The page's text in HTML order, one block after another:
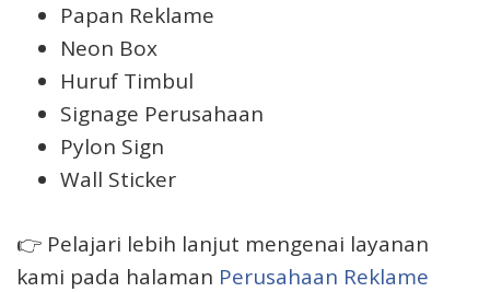
Papan Reklame
Neon Box
Huruf Timbul
Signage Perusahaan
Pylon Sign
Wall Sticker
👉 Pelajari lebih lanjut mengenai layanan
kami pada halaman Perusahaan Reklame